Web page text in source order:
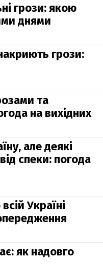
грози: якою
днями
грози:
та
на вихідних
але деякі
спеки: погода
Україні
як надовго